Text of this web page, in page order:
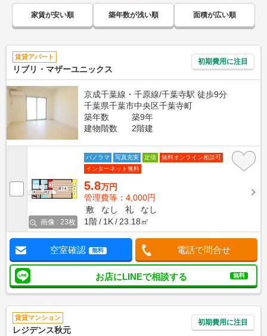
家賃が安い順 築年数が浅い順 面積が広い順
賃貸アパート
リブリ・マザーユニックス
初期費用に注目
京成千葉線・千原線/千葉寺駅 徒歩9分
千葉県千葉市中央区千葉寺町
築年数
築9年
建物階数
2階建
画像 : 23枚
パノラマ 写真充実 定借
無料オンライン相談可
インターネット無料
5.8万円
管理費等：4,000円
敷
なし 礼
なし
1階
1K 23.18㎡
空室確認 無料 電話で問合せ
お店にLINEで相談する 無料
賃貸マンション
レジデンス秋元
初期費用に注目